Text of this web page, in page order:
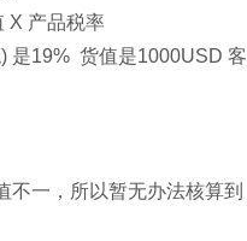
X 产品税率
是19% 货值是1000USD
一，所以暂无办法核算